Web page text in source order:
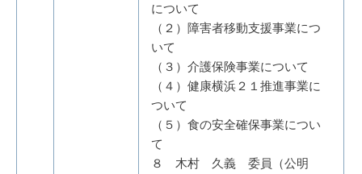
について
（２）障害者移動支援事業につ
いて
（３）介護保険事業について
（４）健康横浜２１推進事業に
ついて
（５）食の安全確保事業につい
て
８ 木村 久義 委員（公明